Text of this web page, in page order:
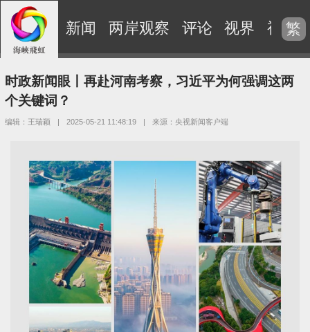
新闻 两岸观察 评论 视界 视频
繁
时政新闻眼丨再赴河南考察，习近平为何强调这两
个关键词？
编辑：王瑞颖 | 2025-05-21 11:48:19 | 来源：央视新闻客户端